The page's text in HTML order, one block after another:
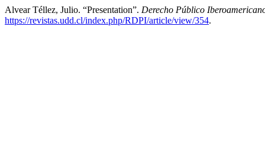
Alvear Téllez, Julio. “Presentation”. Derecho Público
https://revistas.udd.cl/index.php/RDPI/article/view/354.